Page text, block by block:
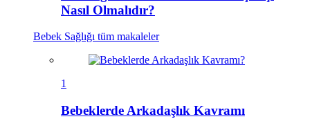
Nasıl Olmalıdır?
Bebek Sağlığı tüm makaleler
1
Bebeklerde Arkadaşlık Kavramı